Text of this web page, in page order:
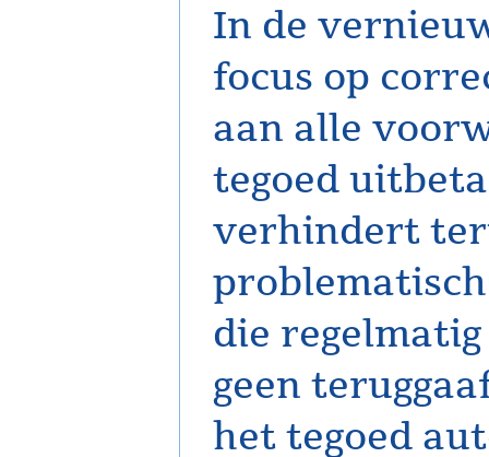
In de
focus op
aan alle
tegoed
verhindert
die
geen
het tegoed